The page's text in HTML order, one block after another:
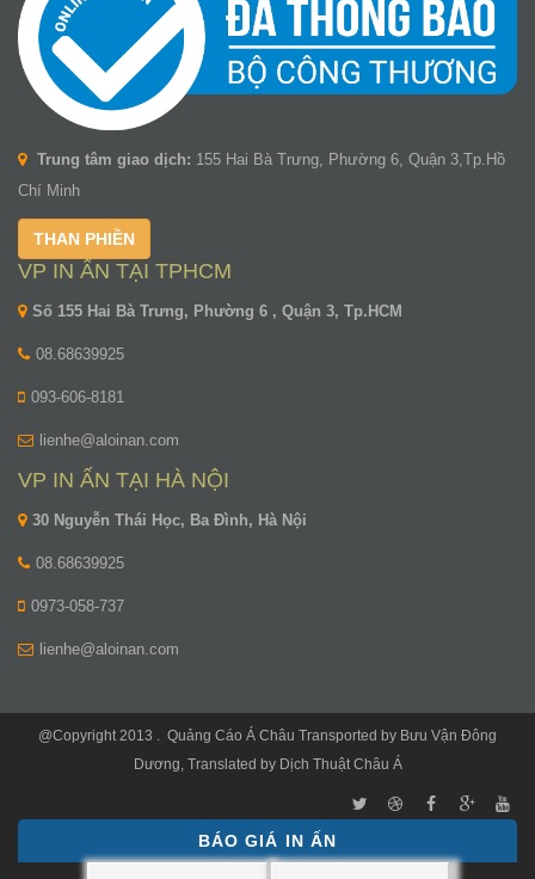
Trung tâm giao dịch: 155 Hai Bà Trưng, Phường 6, Quận 3,Tp.Hồ
Chí Minh
THAN PHIỀN
VP IN ẤN TẠI TPHCM
Số 155 Hai Bà Trưng, Phường 6 , Quận 3, Tp.HCM
08.68639925
093-606-8181
lienhe@aloinan.com
VP IN ẤN TẠI HÀ NỘI
30 Nguyễn Thái Học, Ba Đình, Hà Nội
08.68639925
0973-058-737
lienhe@aloinan.com
@Copyright 2013 . Quảng Cáo Á Châu Transported by Bưu Vận Đông
Dương, Translated by Dịch Thuật Châu Á
BÁO GIÁ IN ẤN